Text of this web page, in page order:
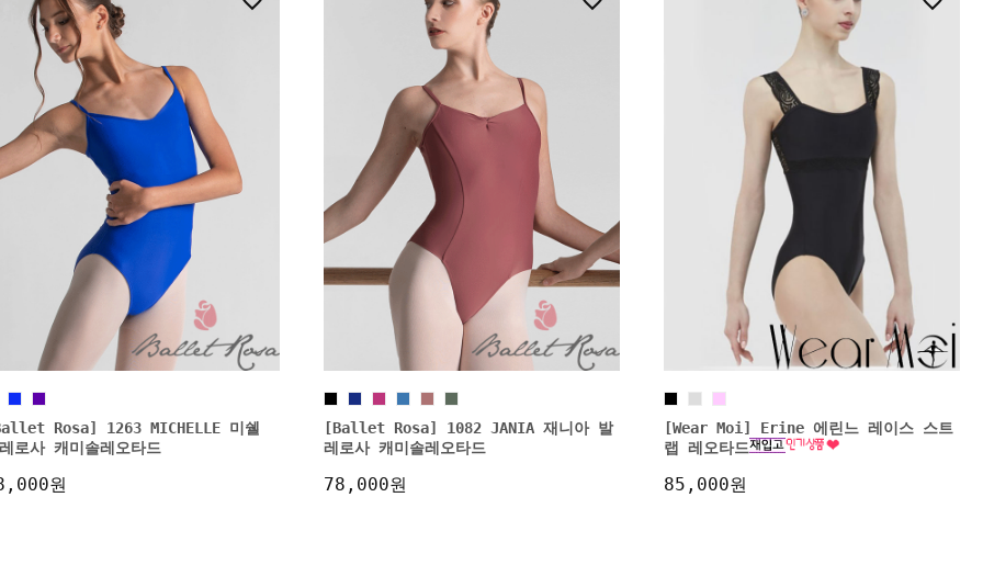
Rosa] 1263 MICHELLE 미쉘
로사 캐미솔레오타드
원
[Ballet Rosa] 1082 JANIA 재니아 발
레로사 캐미솔레오타드
78,000원
[Wear Moi] Erine 에린느 레이스 스트
랩 레오타드
85,000원